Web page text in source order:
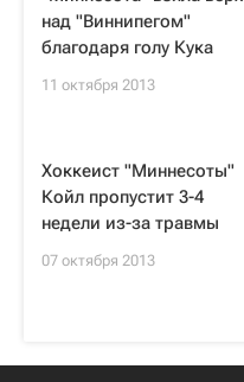
над "Виннипегом"
благодаря голу Кука
11 октября 2013
Хоккеист "Миннесоты"
Койл пропустит 3-4
недели из-за травмы
07 октября 2013